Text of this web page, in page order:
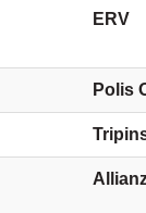
ERV
Polis